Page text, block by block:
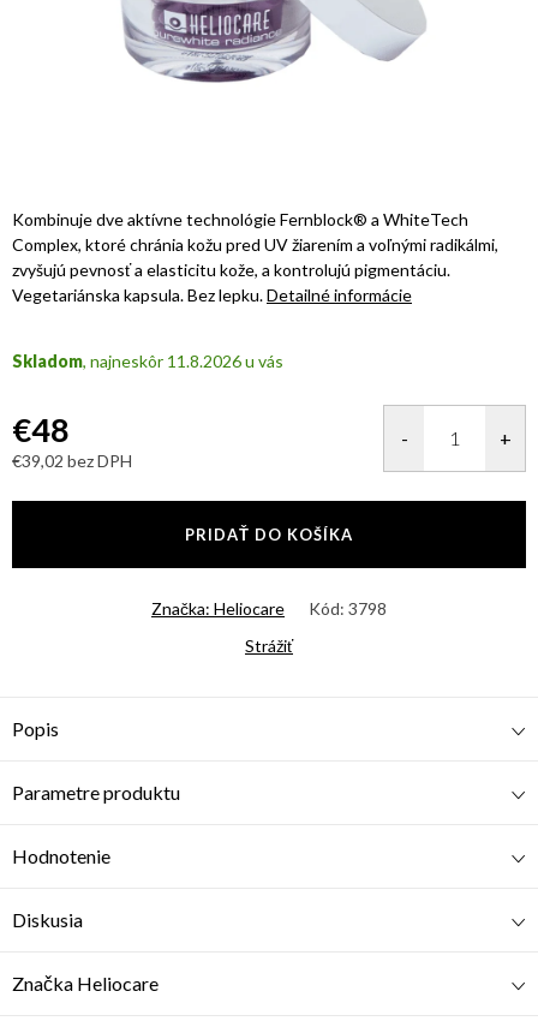
Kombinuje dve aktívne technológie Fernblock® a WhiteTech
Complex, ktoré chránia kožu pred UV žiarením a voľnými radikálmi,
zvyšujú pevnosť a elasticitu kože, a kontrolujú pigmentáciu.
Vegetariánska kapsula. Bez lepku.Detailné informácie
Skladom 11.8.2026
€48
€39,02 bez DPH
PRIDAŤ DO KOŠÍKA
Značka: Heliocare Kód: 3798
Strážiť
Popis
Parametre produktu
Hodnotenie
Diskusia
Značka Heliocare